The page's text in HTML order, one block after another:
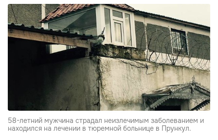
58-летний мужчина страдал неизлечимым заболеванием и
находился на лечении в тюремной больнице в Прункул.